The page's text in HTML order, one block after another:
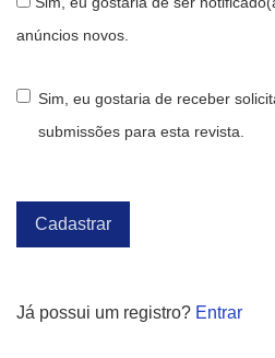
anúncios novos.
Sim, eu gostaria de receber
submissões para esta revista.
Cadastrar
Já possui um registro? Entrar